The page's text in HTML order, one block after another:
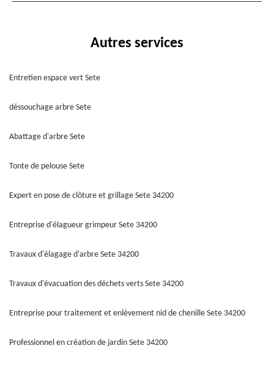
Autres services
Entretien espace vert Sete
déssouchage arbre Sete
Abattage d'arbre Sete
Tonte de pelouse Sete
Expert en pose de clôture et grillage Sete 34200
Entreprise d'élagueur grimpeur Sete 34200
Travaux d'élagage d'arbre Sete 34200
Travaux d'évacuation des déchets verts Sete 34200
Entreprise pour traitement et enlèvement nid de chenille Sete 34200
Professionnel en création de jardin Sete 34200